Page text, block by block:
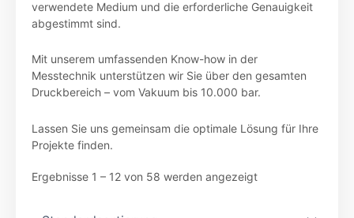
verwendete Medium und die erforderliche Genauigkeit
abgestimmt sind.
Mit unserem umfassenden Know-how in der
Messtechnik unterstützen wir Sie über den gesamten
Druckbereich – vom Vakuum bis 10.000 bar.
Lassen Sie uns gemeinsam die optimale Lösung für Ihre
Projekte finden.
Ergebnisse 1 – 12 von 58 werden angezeigt